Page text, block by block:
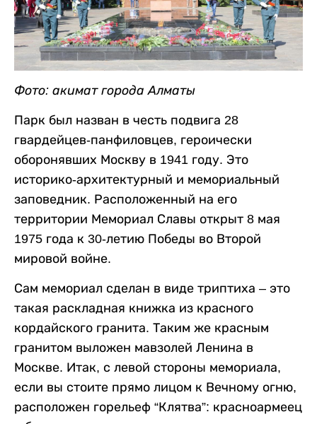
Фото: акимат города Алматы
Парк был назван в честь подвига 28
гвардейцев-панфиловцев, героически
оборонявших Москву в 1941 году. Это
историко-архитектурный и мемориальный
заповедник. Расположенный на его
территории Мемориал Славы открыт 8 мая
1975 года к 30-летию Победы во Второй
мировой войне.
Сам мемориал сделан в виде триптиха – это
такая раскладная книжка из красного
кордайского гранита. Таким же красным
гранитом выложен мавзолей Ленина в
Москве. Итак, с левой стороны мемориала,
если вы стоите прямо лицом к Вечному огню,
расположен горельеф “Клятва”: красноармеец